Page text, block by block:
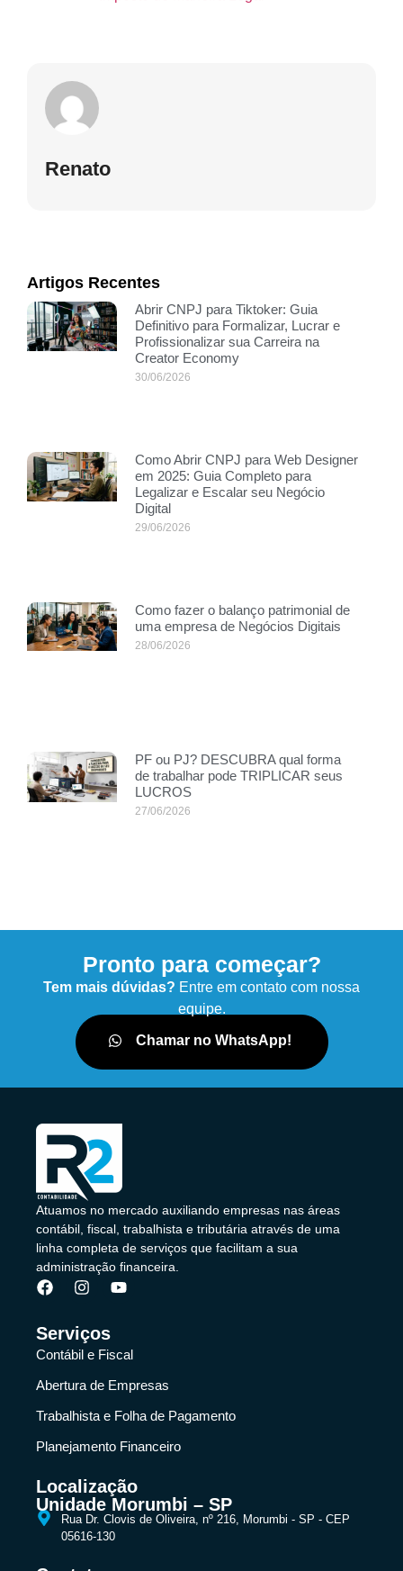
Renato
Artigos Recentes
Abrir CNPJ para Tiktoker: Guia
Definitivo para Formalizar, Lucrar e
Profissionalizar sua Carreira na
Creator Economy
30/06/2026
Como Abrir CNPJ para Web Designer
em 2025: Guia Completo para
Legalizar e Escalar seu Negócio
Digital
29/06/2026
Como fazer o balanço patrimonial de
uma empresa de Negócios Digitais
28/06/2026
PF ou PJ? DESCUBRA qual forma
de trabalhar pode TRIPLICAR seus
LUCROS
27/06/2026
Pronto para começar?
Tem mais dúvidas? Entre em contato com nossa
equipe.
Chamar no WhatsApp!
Atuamos no mercado auxiliando empresas nas áreas
contábil, fiscal, trabalhista e tributária através de uma
linha completa de serviços que facilitam a sua
administração financeira.
Serviços
Contábil e Fiscal
Abertura de Empresas
Trabalhista e Folha de Pagamento
Planejamento Financeiro
Localização
Unidade Morumbi – SP
Rua Dr. Clovis de Oliveira, nº 216, Morumbi - SP - CEP
05616-130